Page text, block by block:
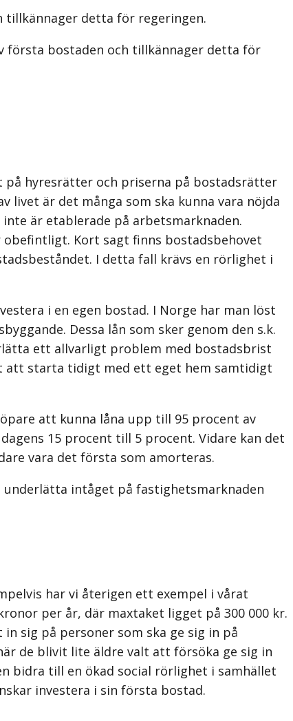
tillkännager detta för regeringen.
första bostaden och tillkännager detta för
hyresrätter och priserna på bostadsrätter
livet är det många som ska kunna vara nöjda
är etablerade på arbets­marknaden.
Kort sagt finns bostadsbehovet
I detta fall krävs en rörlighet i
i en egen bostad. I Norge har man löst
Dessa lån som sker genom den s.k.
ett allvarligt problem med bostadsbrist
att starta tidigt med ett eget hem samtidigt
att kunna låna upp till 95 procent av
15 procent till 5 procent. Vidare kan det
vara det första som amorteras.
intåget på fastighetsmarknaden
har vi återigen ett exempel i vårat
per år, där maxtaket ligget på 300 000 kr.
sig på personer som ska ge sig in på
de blivit lite äldre valt att försöka ge sig in
bidra till en ökad social rörlighet i samhället
investera i sin första bostad.